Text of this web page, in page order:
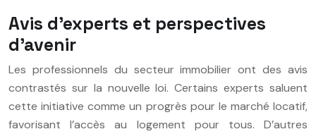
Avis d’experts et perspectives
d’avenir
Les professionnels du secteur immobilier ont des avis
contrastés sur la nouvelle loi. Certains experts saluent
cette initiative comme un progrès pour le marché locatif,
favorisant l’accès au logement pour tous. D’autres